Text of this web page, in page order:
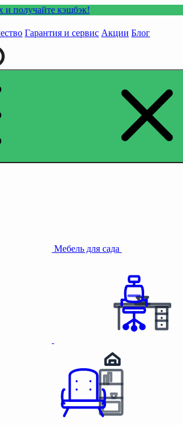
кэшбэк!
Гарантия и сервис Акции Блог
Мебель для сада